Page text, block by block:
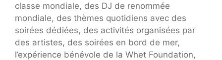
classe mondiale, des DJ de renommée
mondiale, des thèmes quotidiens avec des
soirées dédiées, des activités organisées par
des artistes, des soirées en bord de mer,
l’expérience bénévole de la Whet Foundation,